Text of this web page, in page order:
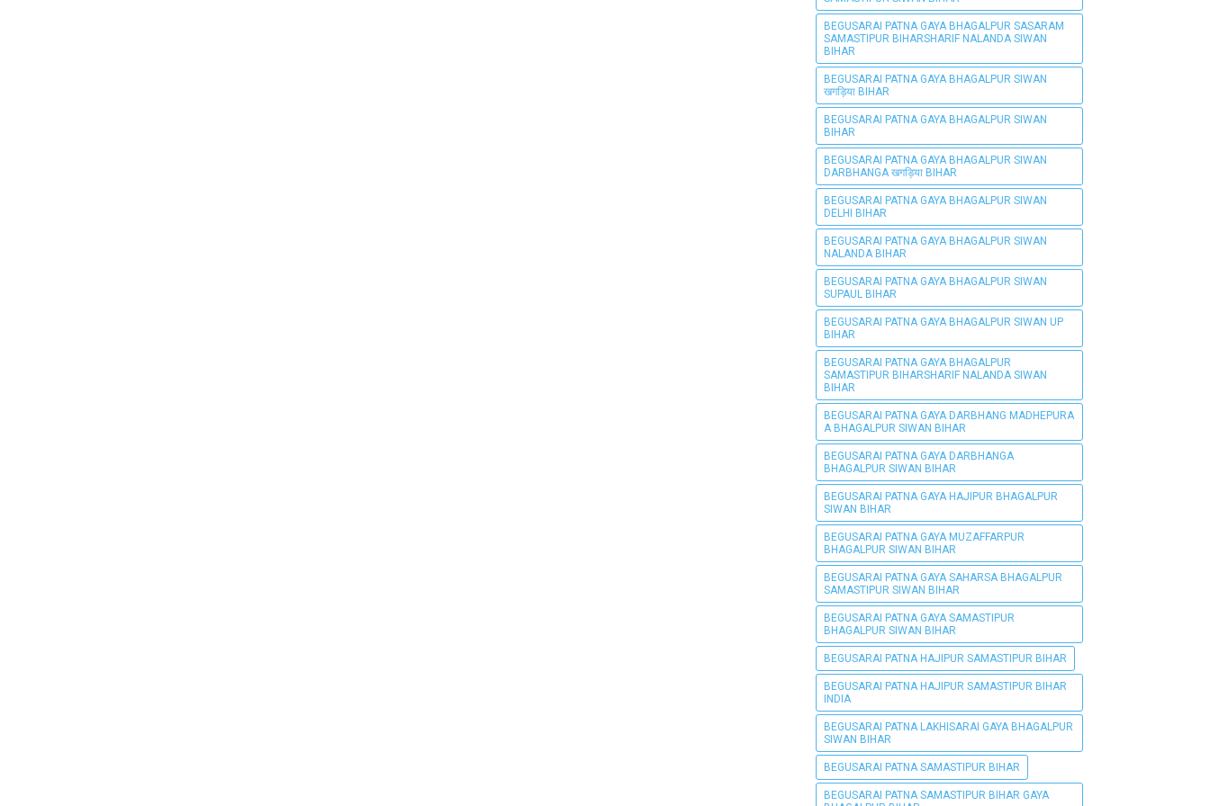
BEGUSARAI PATNA GAYA BHAGALPUR SASARAM
SAMASTIPUR BIHARSHARIF NALANDA SIWAN
BIHAR
BEGUSARAI PATNA GAYA BHAGALPUR SIWAN
खगड़िया BIHAR
BEGUSARAI PATNA GAYA BHAGALPUR SIWAN
BIHAR
BEGUSARAI PATNA GAYA BHAGALPUR SIWAN
DARBHANGA खगड़िया BIHAR
BEGUSARAI PATNA GAYA BHAGALPUR SIWAN
DELHI BIHAR
BEGUSARAI PATNA GAYA BHAGALPUR SIWAN
NALANDA BIHAR
BEGUSARAI PATNA GAYA BHAGALPUR SIWAN
SUPAUL BIHAR
BEGUSARAI PATNA GAYA BHAGALPUR SIWAN UP
BIHAR
BEGUSARAI PATNA GAYA BHAGALPUR
SAMASTIPUR BIHARSHARIF NALANDA SIWAN
BIHAR
BEGUSARAI PATNA GAYA DARBHANG MADHEPURA
A BHAGALPUR SIWAN BIHAR
BEGUSARAI PATNA GAYA DARBHANGA
BHAGALPUR SIWAN BIHAR
BEGUSARAI PATNA GAYA HAJIPUR BHAGALPUR
SIWAN BIHAR
BEGUSARAI PATNA GAYA MUZAFFARPUR
BHAGALPUR SIWAN BIHAR
BEGUSARAI PATNA GAYA SAHARSA BHAGALPUR
SAMASTIPUR SIWAN BIHAR
BEGUSARAI PATNA GAYA SAMASTIPUR
BHAGALPUR SIWAN BIHAR
BEGUSARAI PATNA HAJIPUR SAMASTIPUR BIHAR
BEGUSARAI PATNA HAJIPUR SAMASTIPUR BIHAR
INDIA
BEGUSARAI PATNA LAKHISARAI GAYA BHAGALPUR
SIWAN BIHAR
BEGUSARAI PATNA SAMASTIPUR BIHAR
BEGUSARAI PATNA SAMASTIPUR BIHAR GAYA